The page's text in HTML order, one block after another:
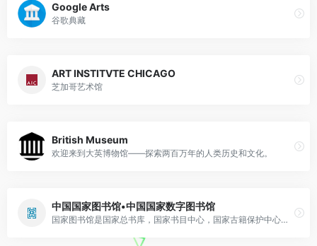
Google Arts
谷歌典藏
ART INSTITVTE CHICAGO
芝加哥艺术馆
British Museum
欢迎来到大英博物馆——探索两百万年的人类历史和文化。
中国国家图书馆•中国国家数字图书馆
国家图书馆是国家总书库，国家书目中心，国家古籍保护中心，国家典籍博物馆。